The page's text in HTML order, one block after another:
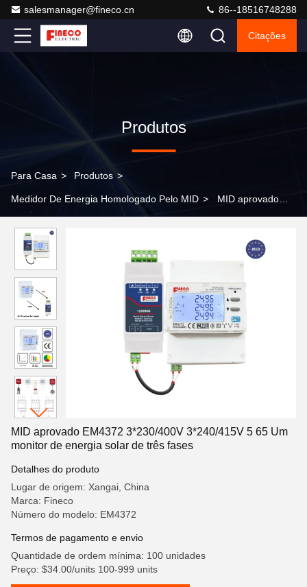
salesmanager@fineco.cn 86--18516748288
Citações
Produtos
Para Casa > Produtos >
Medidor De Energia Homologado Pelo MID > MID aprovado
solar de três fases
MID aprovado EM4372 3*230/400V 3*240/415V 5 65 Um
monitor de energia solar de três fases
Detalhes do produto
Lugar de origem: Xangai, China
Marca: Fineco
Número do modelo: EM4372
Termos de pagamento e envio
Quantidade de ordem mínima: 100 unidades
Preço: $34.00/units 100-999 units